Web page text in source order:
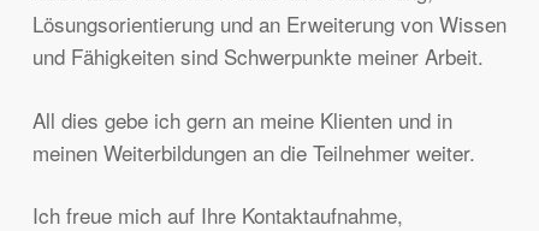
Lösungsorientierung und an Erweiterung von Wissen
und Fähigkeiten sind Schwerpunkte meiner Arbeit.
All dies gebe ich gern an meine Klienten und in
meinen Weiterbildungen an die Teilnehmer weiter.
Ich freue mich auf Ihre Kontaktaufnahme,